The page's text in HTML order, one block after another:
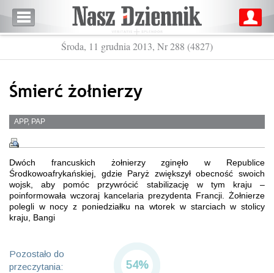
Środa, 11 grudnia 2013, Nr 288 (4827)
Śmierć żołnierzy
APP, PAP
Dwóch francuskich żołnierzy zginęło w Republice
Środkowoafrykańskiej, gdzie Paryż zwiększył obecność swoich
wojsk, aby pomóc przywrócić stabilizację w tym kraju –
poinformowała wczoraj kancelaria prezydenta Francji. Żołnierze
polegli w nocy z poniedziałku na wtorek w starciach w stolicy
kraju, Bangi
Pozostało do
przeczytania:
54%